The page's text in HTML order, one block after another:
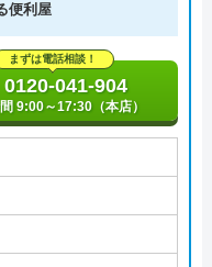
便利屋
まずは電話相談！
0120-041-904
9:00～17:30（本店）